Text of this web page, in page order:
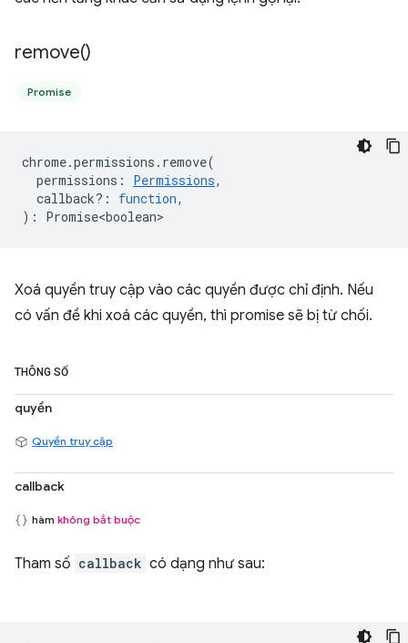
remove()
Promise
chrome.permissions . remove(
permissions : Permissions,
callback? : function,
) : Promise<boolean>
Xoá quyền truy cập vào các quyền được chỉ định. Nếu
có vấn đề khi xoá các quyền, thì promise sẽ bị từ chối.
THÔNG SỐ
quyền
Quyền truy cập
callback
hàm không bắt buộc
Tham số callback có dạng như sau: